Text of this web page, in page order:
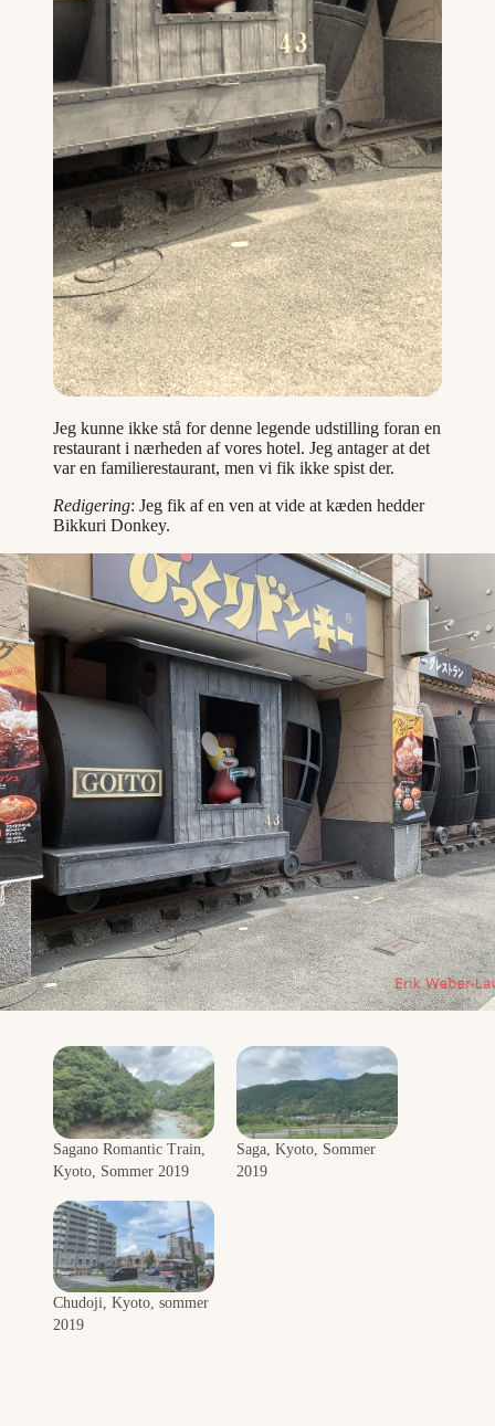
Jeg kunne ikke stå for denne legende udstilling foran en
restaurant i nærheden af vores hotel. Jeg antager at det
var en familierestaurant, men vi fik ikke spist der.
Redigering: Jeg fik af en ven at vide at kæden hedder
Bikkuri Donkey.
Sagano Romantic Train,
Kyoto, Sommer 2019
Saga, Kyoto, Sommer
2019
Chudoji, Kyoto, sommer
2019